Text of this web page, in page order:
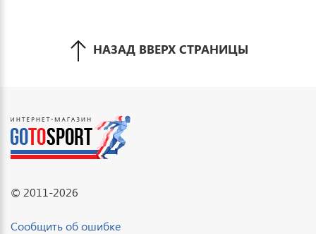
НАЗАД ВВЕРХ СТРАНИЦЫ
© 2011-2026
Сообщить об ошибке